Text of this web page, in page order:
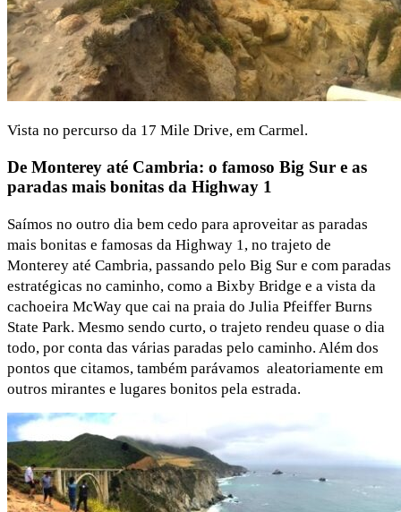
Vista no percurso da 17 Mile Drive, em Carmel.
De Monterey até Cambria: o famoso Big Sur e as
paradas mais bonitas da Highway 1
Saímos no outro dia bem cedo para aproveitar as paradas
mais bonitas e famosas da Highway 1, no trajeto de
Monterey até Cambria, passando pelo Big Sur e com paradas
estratégicas no caminho, como a Bixby Bridge e a vista da
cachoeira McWay que cai na praia do Julia Pfeiffer Burns
State Park. Mesmo sendo curto, o trajeto rendeu quase o dia
todo, por conta das várias paradas pelo caminho. Além dos
pontos que citamos, também parávamos aleatoriamente em
outros mirantes e lugares bonitos pela estrada.